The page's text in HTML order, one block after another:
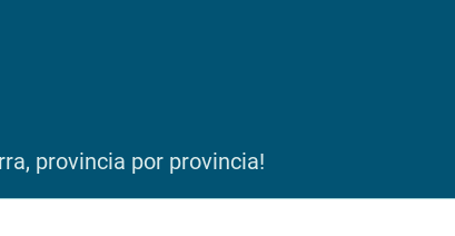
provincia por provincia!